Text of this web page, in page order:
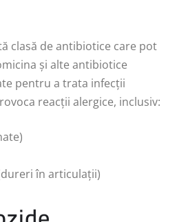
clasă de antibiotice care pot
și alte antibiotice
pentru a trata infecții
reacții alergice, inclusiv:
în articulații)